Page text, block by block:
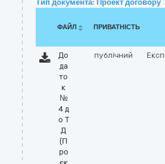
Тип документа: Проект договору
ФАЙЛ ПРИВАТНІСТЬ
До
да
то
к
№
4 д
о Т
Д
(П
ро
публічний